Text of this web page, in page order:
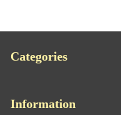
Categories
Information